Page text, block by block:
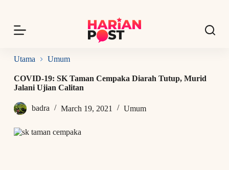
p
o
n
Utama Umum
COVID-19: SK Taman Cempaka Diarah Tutup, Murid
Jalani Ujian Calitan
badra March 19, 2021 Umum